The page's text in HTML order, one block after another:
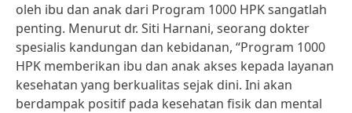
oleh ibu dan anak dari Program 1000 HPK sangatlah
penting. Menurut dr. Siti Harnani, seorang dokter
spesialis kandungan dan kebidanan, “Program 1000
HPK memberikan ibu dan anak akses kepada layanan
kesehatan yang berkualitas sejak dini. Ini akan
berdampak positif pada kesehatan fisik dan mental